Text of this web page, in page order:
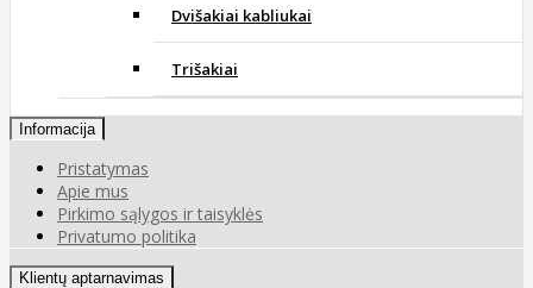
Dvišakiai kabliukai
Trišakiai
Informacija
Pristatymas
Apie mus
Pirkimo sąlygos ir taisyklės
Privatumo politika
Klientų aptarnavimas